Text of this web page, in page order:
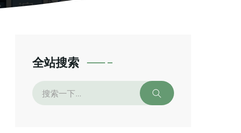
全站搜索